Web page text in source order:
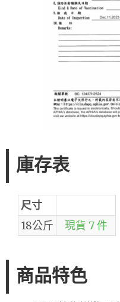
庫存表
尺寸
18公斤
現貨 7 件
商品特色